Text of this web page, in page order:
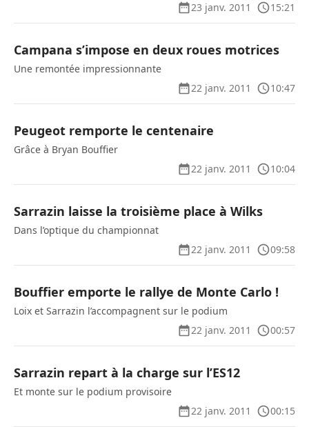
23 janv. 2011
15:21
Campana s’impose en deux roues motrices
Une remontée impressionnante
22 janv. 2011
10:47
Peugeot remporte le centenaire
Grâce à Bryan Bouffier
22 janv. 2011
10:04
Sarrazin laisse la troisième place à Wilks
Dans l’optique du championnat
22 janv. 2011
09:58
Bouffier emporte le rallye de Monte Carlo !
Loix et Sarrazin l’accompagnent sur le podium
22 janv. 2011
00:57
Sarrazin repart à la charge sur l’ES12
Et monte sur le podium provisoire
22 janv. 2011
00:15